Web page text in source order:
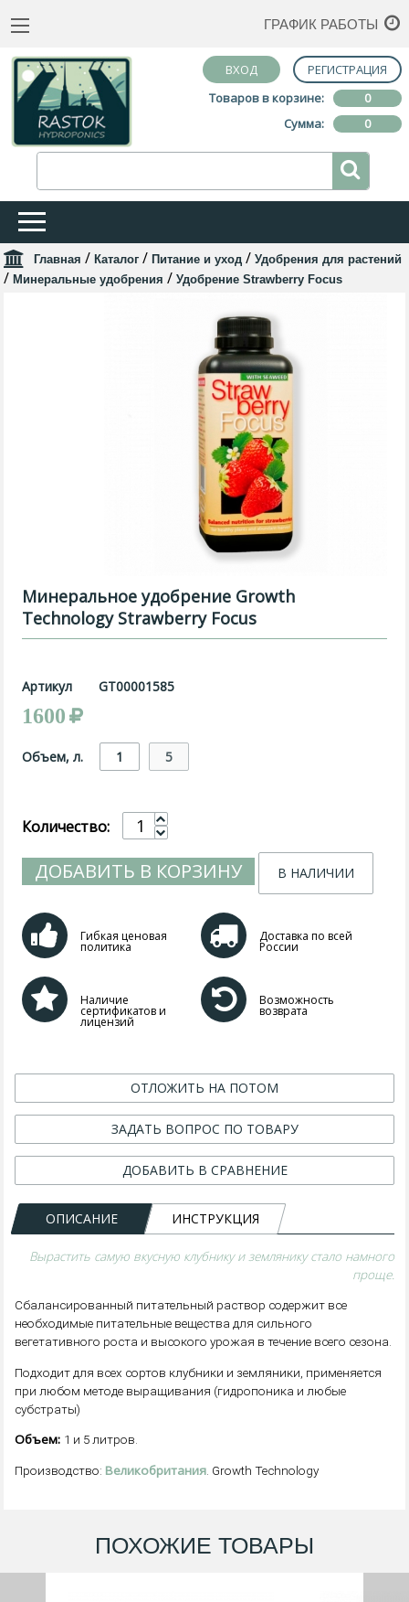
ГРАФИК РАБОТЫ
ВХОД
РЕГИСТРАЦИЯ
Товаров в корзине:
0
Сумма:
0
Главная / Каталог / Питание и уход / Удобрения для растений
/ Минеральные удобрения / Удобрение Strawberry Focus
Минеральное удобрение Growth
Technology Strawberry Focus
Артикул GT00001585
1600
Объем, л. 1 5
Количество:
ДОБАВИТЬ В КОРЗИНУ В НАЛИЧИИ
Гибкая ценовая
политика
Доставка по всей
России
Наличие
сертификатов и
лицензий
Возможность
возврата
ОТЛОЖИТЬ НА ПОТОМ
ЗАДАТЬ ВОПРОС ПО ТОВАРУ
ДОБАВИТЬ В СРАВНЕНИЕ
ОПИСАНИЕ ИНСТРУКЦИЯ
Вырастить самую вкусную клубнику и землянику стало намного
проще.
Сбалансированный питательный раствор содержит все
необходимые питательные вещества для сильного
вегетативного роста и высокого урожая в течение всего сезона.
Подходит для всех сортов клубники и земляники, применяется
при любом методе выращивания (гидропоника и любые
субстраты)
Объем: 1 и 5 литров.
Производство: Великобритания . Growth Technology
ПОХОЖИЕ ТОВАРЫ